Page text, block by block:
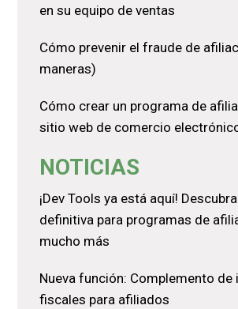
en su equipo de ventas
Cómo prevenir el fraude de
maneras)
Cómo crear un programa de
sitio web de comercio
NOTICIAS
¡Dev Tools ya está aquí!
definitiva para programas de
mucho más
Nueva función: Complemento
fiscales para afiliados